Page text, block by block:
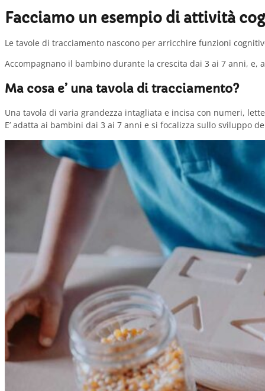
Facciamo un esempio di attività
Le tavole di tracciamento nascono per arricchire funzioni
Accompagnano il bambino durante la crescita dai 3 ai 7 anni, e,
Ma cosa e’ una tavola di tracciamento?
Una tavola di varia grandezza intagliata e incisa con numeri,
E’ adatta ai bambini dai 3 ai 7 anni e si focalizza sullo sviluppo